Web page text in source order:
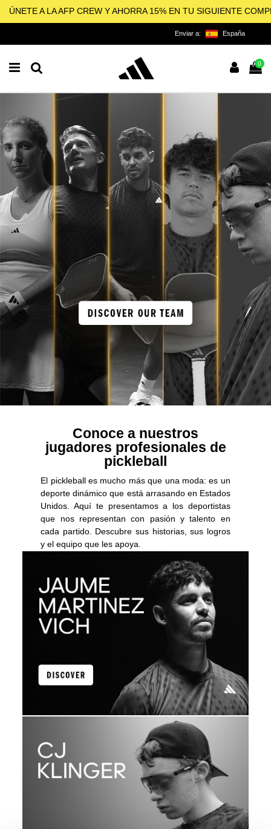
ÚNETE A LA AFP CREW Y AHORRA 15% EN TU SIGUIENTE
Enviar a: España
0
Conoce a nuestros
jugadores profesionales de
pickleball
El pickleball es mucho más que una moda: es un
deporte dinámico que está arrasando en Estados
Unidos. Aquí te presentamos a los deportistas
que nos representan con pasión y talento en
cada partido. Descubre sus historias, sus logros
y el equipo que les apoya.